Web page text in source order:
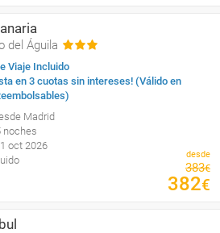
del Águila
Viaje Incluido
en 3 cuotas sin intereses! (Válido en
Madrid
noches
oct 2026
desde
383€
382€